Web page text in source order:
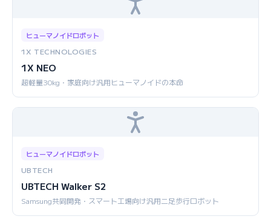
ヒューマノイドロボット
1X TECHNOLOGIES
1X NEO
超軽量30kg・家庭向け汎用ヒューマノイドの本命
ヒューマノイドロボット
UBTECH
UBTECH Walker S2
Samsung共同開発・スマート工場向け汎用二足歩行ロボット